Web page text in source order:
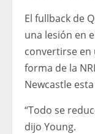
El fullback de
una lesión en
convertirse en
forma de la
Newcastle
“Todo se
dijo Young.